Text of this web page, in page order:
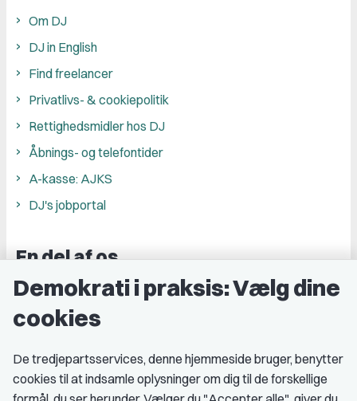
Om DJ
DJ in English
Find freelancer
Privatlivs- & cookiepolitik
Rettighedsmidler hos DJ
Åbnings- og telefontider
A-kasse: AJKS
DJ's jobportal
En del af os
Grupper og kredse
Studenterorganisationer
Medlemskab
Demokrati i praksis: Vælg dine
cookies
De tredjepartsservices, denne hjemmeside bruger, benytter
cookies til at indsamle oplysninger om dig til de forskellige